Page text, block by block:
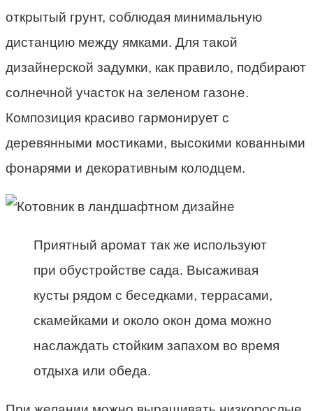
открытый грунт, соблюдая минимальную
дистанцию между ямками. Для такой
дизайнерской задумки, как правило, подбирают
солнечной участок на зеленом газоне.
Композиция красиво гармонирует с
деревянными мостиками, высокими кованными
фонарями и декоративным колодцем.
Приятный аромат так же используют
при обустройстве сада. Высаживая
кусты рядом с беседками, террасами,
скамейками и около окон дома можно
наслаждать стойким запахом во время
отдыха или обеда.